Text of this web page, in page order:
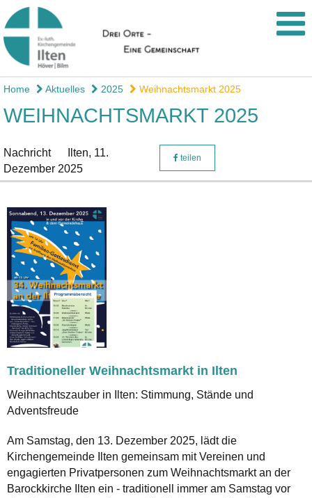
Home Aktuelles 2025 Weihnachtsmarkt 2025
WEIHNACHTSMARKT 2025
Nachricht Ilten, 11.
Dezember 2025
teilen
Traditioneller Weihnachtsmarkt in Ilten
Weihnachtszauber in Ilten: Stimmung, Stände und
Adventsfreude
Am Samstag, den 13. Dezember 2025, lädt die
Kirchengemeinde Ilten gemeinsam mit Vereinen und
engagierten Privatpersonen zum Weihnachtsmarkt an der
Barockkirche Ilten ein - traditionell immer am Samstag vor